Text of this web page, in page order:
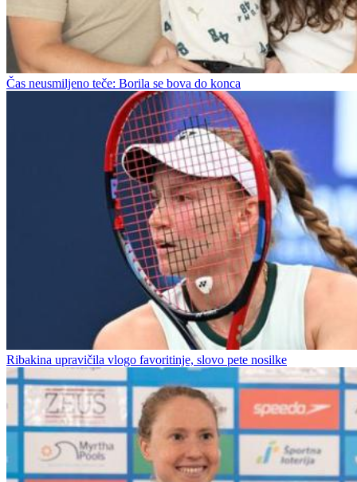
Čas neusmiljeno teče: Borila se bova do konca
Ribakina upravičila vlogo favoritinje, slovo pete nosilke